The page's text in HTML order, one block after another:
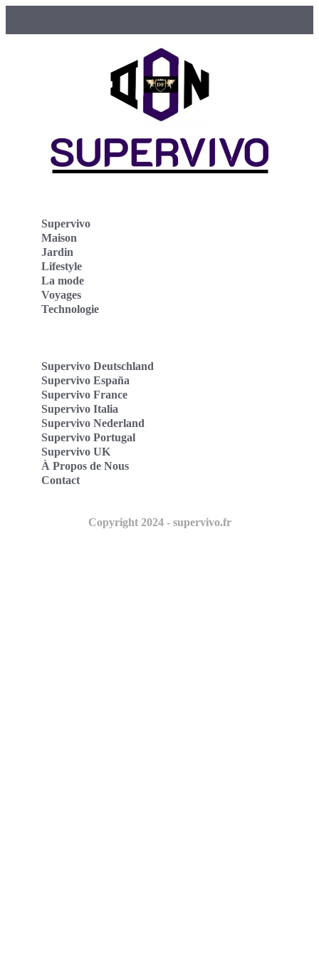
Supervivo
Maison
Jardin
Lifestyle
La mode
Voyages
Technologie
Supervivo Deutschland
Supervivo España
Supervivo France
Supervivo Italia
Supervivo Nederland
Supervivo Portugal
Supervivo UK
À Propos de Nous
Contact
Copyright 2024 - supervivo.fr